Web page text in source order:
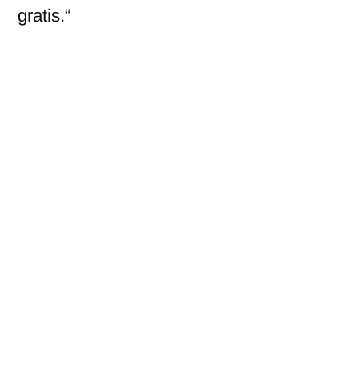
gratis.“